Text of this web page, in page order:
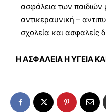
ασφάλεια των παιδιών
αντικεραυνική –
σχολεία και ασφαλείς
Η ΑΣΦΑΛΕΙΑ Η ΥΓΕΙΑ